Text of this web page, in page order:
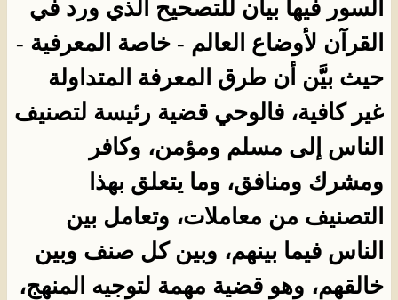
السور فيها بيان للتصحيح الذي ورد في
القرآن لأوضاع العالم - خاصة المعرفية -
حيث بيَّن أن طرق المعرفة المتداولة
غير كافية، فالوحي قضية رئيسة لتصنيف
الناس إلى مسلم ومؤمن، وكافر
ومشرك ومنافق، وما يتعلق بهذا
التصنيف من معاملات، وتعامل بين
الناس فيما بينهم، وبين كل صنف وبين
خالقهم، وهو قضية مهمة لتوجيه المنهج،